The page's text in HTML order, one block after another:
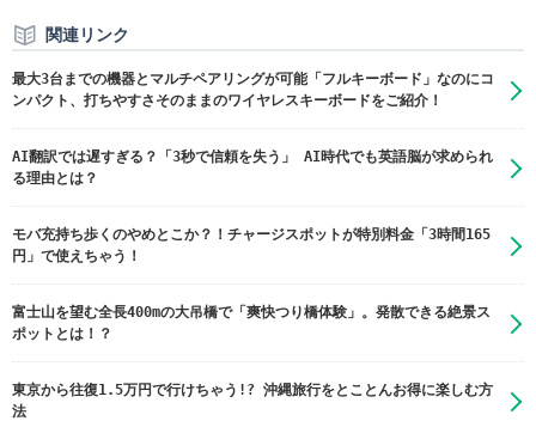
関連リンク
最大3台までの機器とマルチペアリングが可能「フルキーボード」なのにコ
ンパクト、打ちやすさそのままのワイヤレスキーボードをご紹介！
AI翻訳では遅すぎる？「3秒で信頼を失う」 AI時代でも英語脳が求められ
る理由とは？
モバ充持ち歩くのやめとこか？！チャージスポットが特別料金「3時間165
円」で使えちゃう！
富士山を望む全長400mの大吊橋で「爽快つり橋体験」。発散できる絶景ス
ポットとは！？
東京から往復1.5万円で行けちゃう!? 沖縄旅行をとことんお得に楽しむ方
法